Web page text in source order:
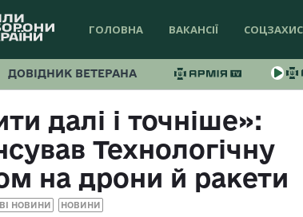
ГОЛОВНА ВАКАНСІЇ
ДОВІДНИК ВЕТЕРАНА
далі і точніше»:
Технологічну
на дрони й ракети
НОВИНИ НОВИНИ